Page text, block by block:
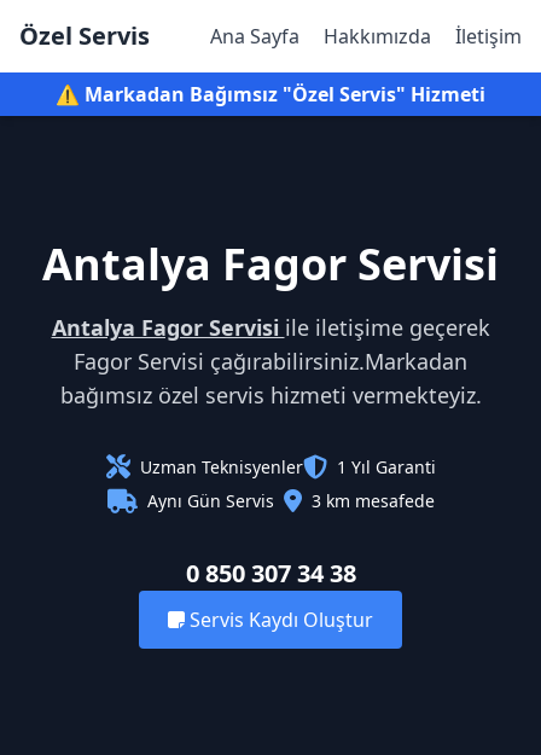
Özel Servis Ana Sayfa Hakkımızda İletişim
⚠️ Markadan Bağımsız "Özel Servis" Hizmeti
Antalya Fagor Servisi
Antalya Fagor Servisi ile iletişime geçerek
Fagor Servisi çağırabilirsiniz.Markadan
bağımsız özel servis hizmeti vermekteyiz.
Uzman Teknisyenler
1 Yıl Garanti
Aynı Gün Servis
3 km mesafede
0 850 307 34 38
Servis Kaydı Oluştur